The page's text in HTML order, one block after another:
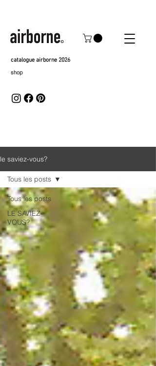
catalogue airborne 2026
shop
le saviez-vous?
Tous les posts
LE SAVIEZ-
VOUS?
Tous les posts